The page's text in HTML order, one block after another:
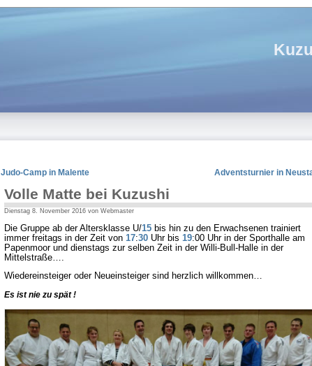
Judo-Camp in Malente Adventsturnier in
Volle Matte bei Kuzushi
Dienstag 8. November 2016 von Webmaster
Die Gruppe ab der Altersklasse U/15 bis hin zu den Erwachsenen trainiert
immer freitags in der Zeit von 17:30 Uhr bis 19:00 Uhr in der Sporthalle am
Papenmoor und dienstags zur selben Zeit in der Willi-Bull-Halle in der
Mittelstraße….
Wiedereinsteiger oder Neueinsteiger sind herzlich willkommen…
Es ist nie zu spät !